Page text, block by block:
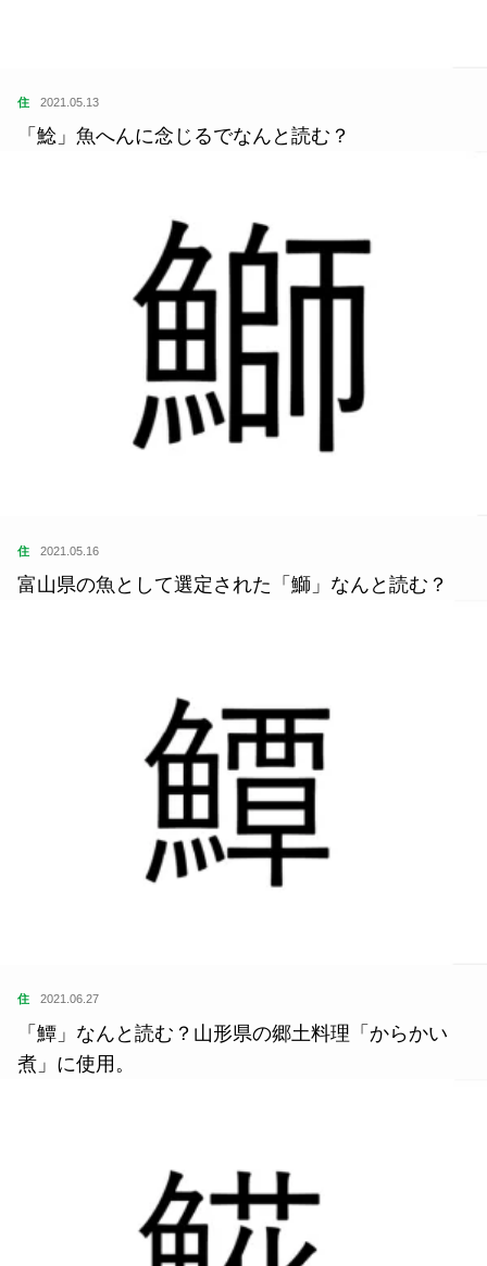
住 2021.05.13
「鯰」魚へんに念じるでなんと読む？
住 2021.05.16
富山県の魚として選定された「鰤」なんと読む？
住 2021.06.27
「鱏」なんと読む？山形県の郷土料理「からかい
煮」に使用。